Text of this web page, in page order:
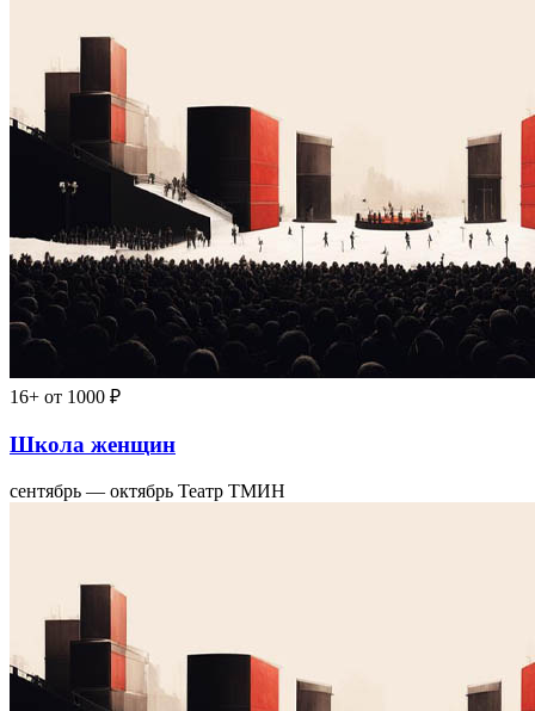
16+ от 1000 ₽
Школа женщин
сентябрь — октябрь Театр ТМИН